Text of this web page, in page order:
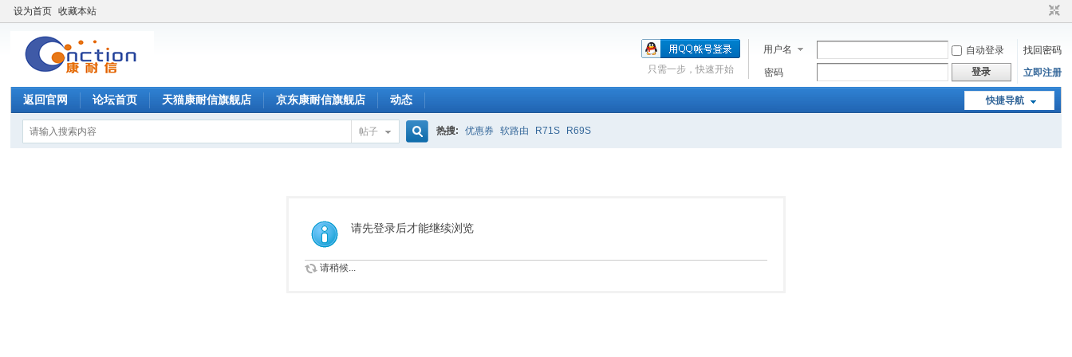
设为首页 收藏本站
用户名 自动登录
找回密码
密码
登录 立即注册
只需一步，快速开始
快捷导航
返回官网 论坛首页 天猫康耐信旗舰店 京东康耐信旗舰店 动态
帖子
索
热搜: 优惠券 软路由 R71S R69S
请先登录后才能继续浏览
请稍候...